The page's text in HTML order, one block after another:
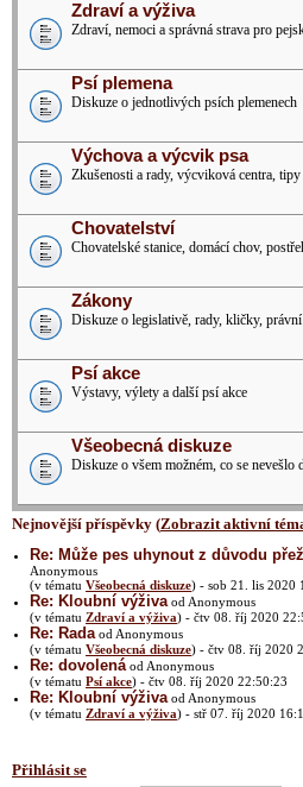
Zdraví a výživa
Zdraví, nemoci a správná strava pro
Psí plemena
Diskuze o jednotlivých psích plemenech
Výchova a výcvik psa
Zkušenosti a rady, výcviková centra, tipy
Chovatelství
Chovatelské stanice, domácí chov,
Zákony
Diskuze o legislativě, rady, kličky, právní
Psí akce
Výstavy, výlety a další psí akce
Všeobecná diskuze
Diskuze o všem možném, co se nevešlo
Nejnovější příspěvky (Zobrazit aktivní
Re: Může pes uhynout z důvodu
Anonymous
(v tématu Všeobecná diskuze) - sob 21. lis 2020
Re: Kloubní výživa od Anonymous
(v tématu Zdraví a výživa) - čtv 08. říj 2020
Re: Rada od Anonymous
(v tématu Všeobecná diskuze) - čtv 08. říj 2020
Re: dovolená od Anonymous
(v tématu Psí akce) - čtv 08. říj 2020 22:50:23
Re: Kloubní výživa od Anonymous
(v tématu Zdraví a výživa) - stř 07. říj 2020
Přihlásit se